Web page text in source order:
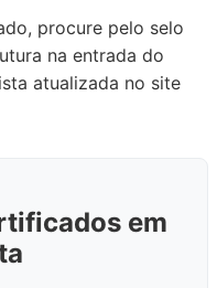
procure pelo selo
na entrada do
atualizada no site
em